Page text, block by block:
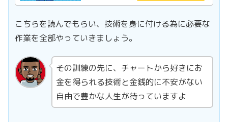
こちらを読んでもらい、技術を身に付ける為に必要な
作業を全部やっていきましょう。
その訓練の先に、チャートから好きにお
金を得られる技術と金銭的に不安がない
自由で豊かな人生が待っていますよ